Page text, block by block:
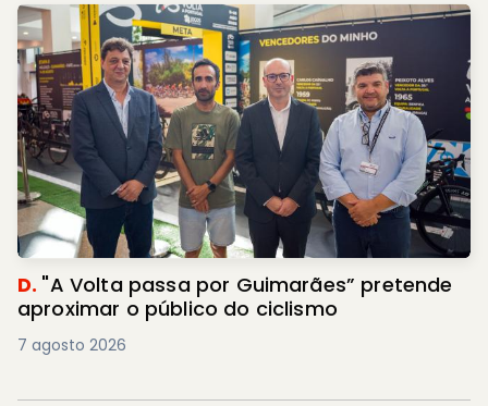
D. "A Volta passa por Guimarães” pretende
aproximar o público do ciclismo
7 agosto 2026